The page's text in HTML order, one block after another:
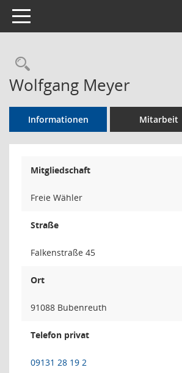
Toggle navigation
Rechercheauswahl
Wolfgang Meyer
Informationen Mitarbeit
Mitgliedschaft
Freie Wähler
Straße
Falkenstraße 45
Ort
91088 Bubenreuth
Telefon privat
09131 28 19 2